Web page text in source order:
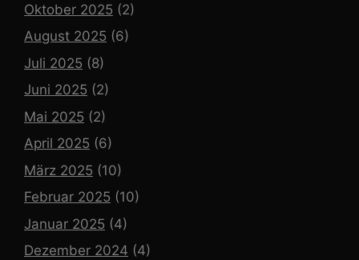
Oktober 2025 (2)
August 2025 (6)
Juli 2025 (8)
Juni 2025 (2)
Mai 2025 (2)
April 2025 (6)
März 2025 (10)
Februar 2025 (10)
Januar 2025 (4)
Dezember 2024 (4)